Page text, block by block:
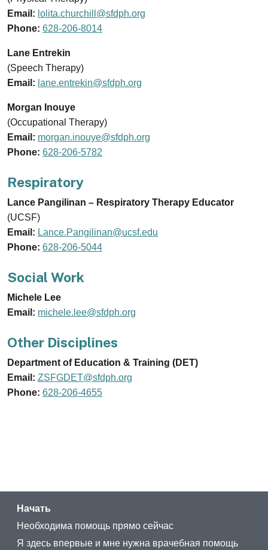
Email: lolita.churchill@sfdph.org
Phone: 628-206-8014
Lane Entrekin
(Speech Therapy)
Email: lane.entrekin@sfdph.org
Morgan Inouye
(Occupational Therapy)
Email: morgan.inouye@sfdph.org
Phone: 628-206-5782
Respiratory
Lance Pangilinan – Respiratory Therapy Educator
(UCSF)
Email: Lance.Pangilinan@ucsf.edu
Phone: 628-206-5044
Social Work
Michele Lee
Email: michele.lee@sfdph.org
Other Disciplines
Department of Education & Training (DET)
Email: ZSFGDET@sfdph.org
Phone: 628-206-4655
Начать
Необходима помощь прямо сейчас
Я здесь впервые и мне нужна врачебная помощь